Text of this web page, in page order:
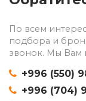
По всем
подбора и
звонок. Мы Вам
+996 (550)
+996 (704)